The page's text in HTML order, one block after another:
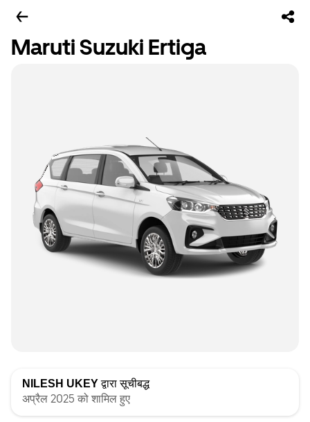
Maruti Suzuki Ertiga
NILESH UKEYद्वारा सूचीबद्ध
अप्रैल 2025 को शामिल हुए